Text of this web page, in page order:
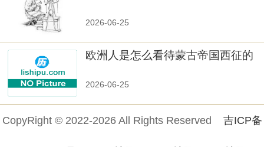
2026-06-25
欧洲人是怎么看待蒙古帝国西征的
2026-06-25
CopyRight © 2022-2026 All Rights Reserved 吉ICP备